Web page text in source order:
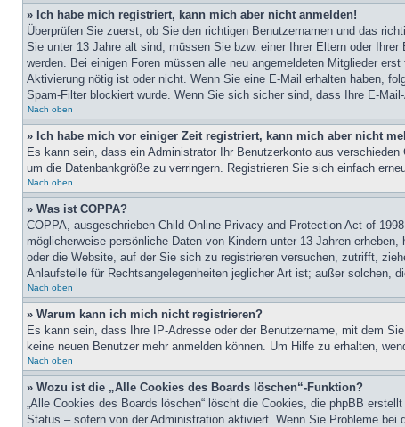
» Ich habe mich registriert, kann mich aber nicht anmelden!
Überprüfen Sie zuerst, ob Sie den richtigen Benutzernamen und das
Sie unter 13 Jahre alt sind, müssen Sie bzw. einer Ihrer Eltern oder
werden. Bei einigen Foren müssen alle neu angemeldeten Mitglieder
Aktivierung nötig ist oder nicht. Wenn Sie eine E-Mail erhalten haben,
Spam-Filter blockiert wurde. Wenn Sie sich sicher sind, dass Ihre E-
Nach oben
» Ich habe mich vor einiger Zeit registriert, kann mich aber nicht
Es kann sein, dass ein Administrator Ihr Benutzerkonto aus
um die Datenbankgröße zu verringern. Registrieren Sie sich einfach
Nach oben
» Was ist COPPA?
COPPA, ausgeschrieben Child Online Privacy and Protection Act of
möglicherweise persönliche Daten von Kindern unter 13 Jahren
oder die Website, auf der Sie sich zu registrieren versuchen, zutrifft,
Anlaufstelle für Rechtsangelegenheiten jeglicher Art ist; außer solchen,
Nach oben
» Warum kann ich mich nicht registrieren?
Es kann sein, dass Ihre IP-Adresse oder der Benutzername, mit dem
keine neuen Benutzer mehr anmelden können. Um Hilfe zu erhalten,
Nach oben
» Wozu ist die „Alle Cookies des Boards löschen“-Funktion?
„Alle Cookies des Boards löschen“ löscht die Cookies, die phpBB
Status – sofern von der Administration aktiviert. Wenn Sie Probleme